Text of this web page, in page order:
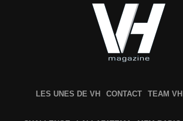
LES UNES DE VH CONTACT TEAM VH